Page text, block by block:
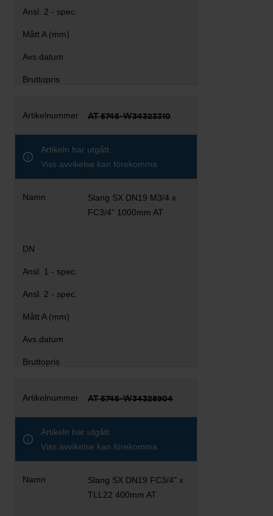
AT 5745-W34323310
Artikeln har utgått
Viss avvikelse kan förekomma
Slang SX DN19 M3/4 x
FC3/4" 1000mm AT
AT 5745-W34328904
Artikeln har utgått
Viss avvikelse kan förekomma
Slang SX DN19 FC3/4" x
TLL22 400mm AT